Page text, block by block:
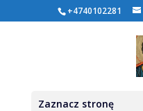
+4740102281
Zaznacz stronę